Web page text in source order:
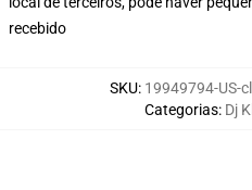
recebido
SKU: 19949794-US-
Categorias: Dj